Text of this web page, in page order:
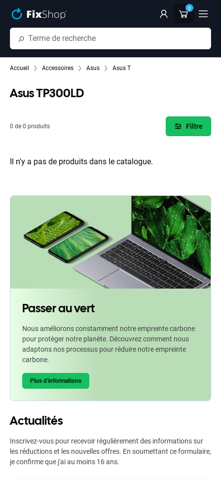
0
Accueil Accessoires Asus Asus T
Asus TP300LD
0 de 0 produits Filtre
Il n'y a pas de produits dans le catalogue.
Passer au vert
Nous améliorons constamment notre empreinte carbone
pour protèger notre planète. Découvrez comment nous
adaptons nos processus pour réduire notre empreinte
carbone.
Plus d'informations
Actualités
Inscrivez-vous pour recevoir régulièrement des informations sur
les réductions et les nouvelles offres. En soumettant ce formulaire,
je confirme que j'ai au moins 16 ans.